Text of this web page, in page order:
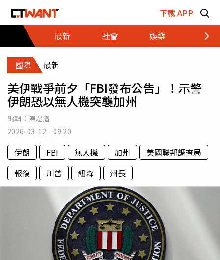
下載 APP
最新
社會 娛樂 財經
國際 最新
美伊戰爭前夕「FBI發布公告」！示警
伊朗恐以無人機突襲加州
編輯： 陳煜濬
2026-03-12 09:20
伊朗 FBI 無人機 加州
美國聯邦調查局
報復
川普 紐森 州長